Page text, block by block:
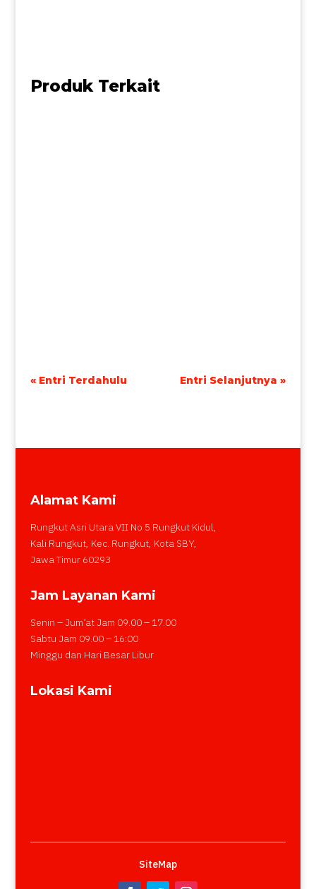
Produk Terkait
« Entri Terdahulu Entri Selanjutnya »
Alamat Kami
Rungkut Asri Utara VII No 5 Rungkut Kidul,
Kali Rungkut, Kec. Rungkut, Kota SBY,
Jawa Timur 60293
Jam Layanan Kami
Senin – Jum’at Jam 09.00 – 17.00
Sabtu Jam 09.00 – 16:00
Minggu dan Hari Besar Libur
Lokasi Kami
SiteMap